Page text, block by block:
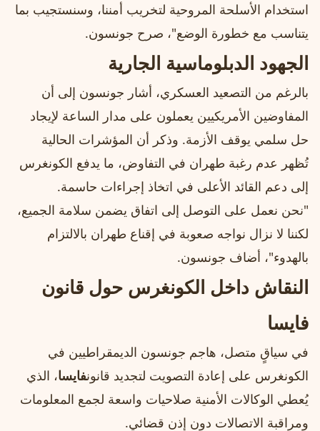
استخدام الأسلحة المروحية لتخريب أمننا، وسنستجيب بما
يتناسب مع خطورة الوضع"، صرح جونسون.
الجهود الدبلوماسية الجارية
بالرغم من التصعيد العسكري، أشار جونسون إلى أن
المفاوضين الأمريكيين يعملون على مدار الساعة لإيجاد
حل سلمي يوقف الأزمة. وذكر أن المؤشرات الحالية
تُظهر عدم رغبة طهران في التفاوض، ما يدفع الكونغرس
إلى دعم القائد الأعلى في اتخاذ إجراءات حاسمة.
"نحن نعمل على التوصل إلى اتفاق يضمن سلامة الجميع،
لكننا لا نزال نواجه صعوبة في إقناع طهران بالالتزام
بالهدوء"، أضاف جونسون.
النقاش داخل الكونغرس حول قانون
فايسا
في سياقٍ متصل، هاجم جونسون الديمقراطيين في
الكونغرس على إعادة التصويت لتجديد قانونفايسا، الذي
يُعطي الوكالات الأمنية صلاحيات واسعة لجمع المعلومات
ومراقبة الاتصالات دون إذن قضائي.